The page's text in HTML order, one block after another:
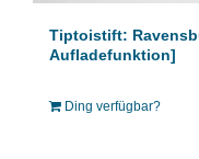
Tiptoistift:
Aufladefunktion]
Ding verfügbar?